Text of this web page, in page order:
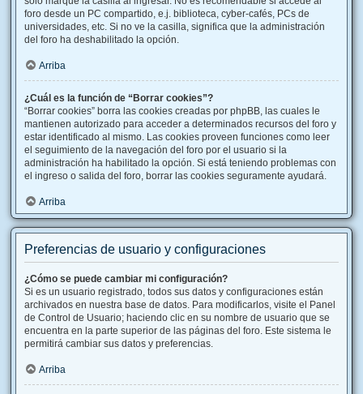
foro desde un PC compartido, e.j. biblioteca, cyber-cafés, PCs de
universidades, etc. Si no ve la casilla, significa que la administración
del foro ha deshabilitado la opción.
Arriba
¿Cuál es la función de “Borrar cookies”?
“Borrar cookies” borra las cookies creadas por phpBB, las cuales le
mantienen autorizado para acceder a determinados recursos del foro y
estar identificado al mismo. Las cookies proveen funciones como leer
el seguimiento de la navegación del foro por el usuario si la
administración ha habilitado la opción. Si está teniendo problemas con
el ingreso o salida del foro, borrar las cookies seguramente ayudará.
Arriba
Preferencias de usuario y configuraciones
¿Cómo se puede cambiar mi configuración?
Si es un usuario registrado, todos sus datos y configuraciones están
archivados en nuestra base de datos. Para modificarlos, visite el Panel
de Control de Usuario; haciendo clic en su nombre de usuario que se
encuentra en la parte superior de las páginas del foro. Este sistema le
permitirá cambiar sus datos y preferencias.
Arriba